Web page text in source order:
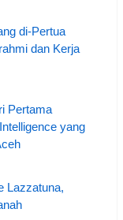
di-Pertua
dan Kerja
Pertama
yang
Lazzatuna,